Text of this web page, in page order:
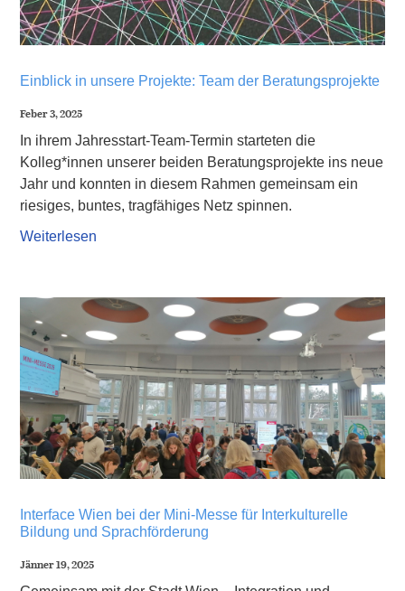
Einblick in unsere Projekte: Team der Beratungsprojekte
Feber 3, 2025
In ihrem Jahresstart-Team-Termin starteten die
Kolleg*innen unserer beiden Beratungsprojekte ins neue
Jahr und konnten in diesem Rahmen gemeinsam ein
riesiges, buntes, tragfähiges Netz spinnen.
Weiterlesen
Interface Wien bei der Mini-Messe für Interkulturelle
Bildung und Sprachförderung
Jänner 19, 2025